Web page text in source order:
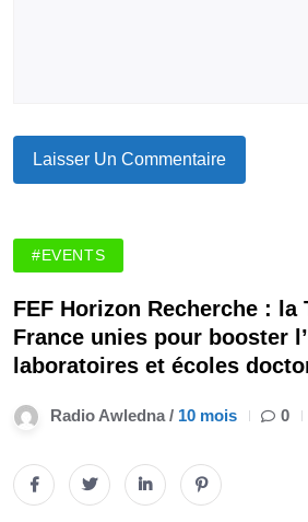
#EVENTS
FEF Horizon Recherche : la
France unies pour booster
laboratoires et écoles
Radio Awledna / 10 mois 0